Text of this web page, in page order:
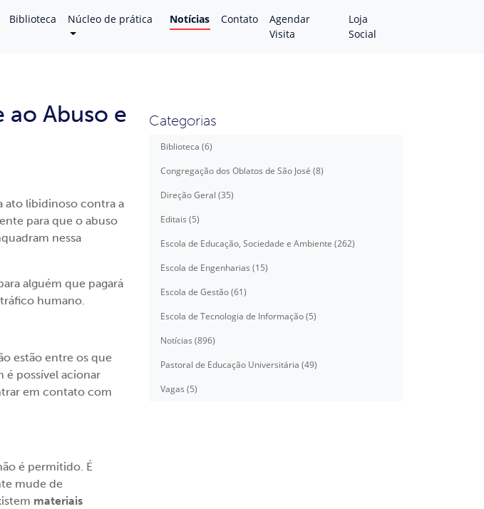
Biblioteca Núcleo de prática Notícias Contato
Agendar
Visita
Loja
Social
ao Abuso e
ato libidinoso contra a
para que o abuso
nessa
alguém que pagará
humano.
estão entre os que
é possível acionar
em contato com
é permitido. É
mude de
materiais
Categorias
Biblioteca (6)
Congregação dos Oblatos de São José (8)
Direção Geral (35)
Editais (5)
Escola de Educação, Sociedade e Ambiente (262)
Escola de Engenharias (15)
Escola de Gestão (61)
Escola de Tecnologia de Informação (5)
Notícias (896)
Pastoral de Educação Universitária (49)
Vagas (5)